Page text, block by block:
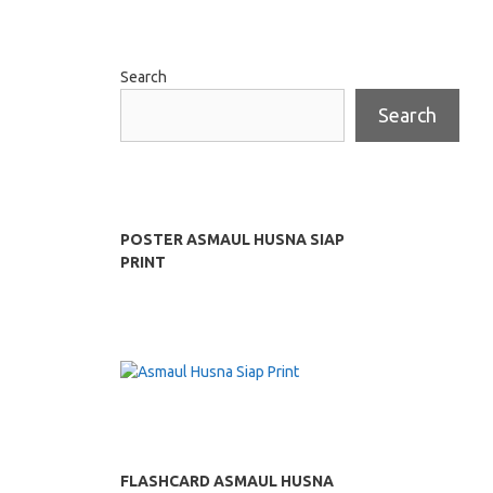
Search
Search
POSTER ASMAUL HUSNA SIAP
PRINT
FLASHCARD ASMAUL HUSNA